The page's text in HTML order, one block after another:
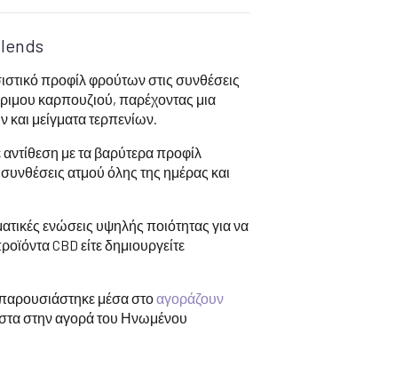
προφίλ φρούτων στις συνθέσεις
καρπουζιού, παρέχοντας μια
και μείγματα τερπενίων.
με τα βαρύτερα προφίλ
ατμού όλης της ημέρας και
ενώσεις υψηλής ποιότητας για να
CBD είτε δημιουργείτε
μέσα στοαγοράζουν
στην αγορά του Ηνωμένου